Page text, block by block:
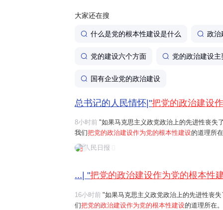
大家还在搜
什么是党的根本性建设是什么 政治
党的建设六个方面 党的政治建设主
国有企业党的政治建设
总书记的人民情怀|"把党的政治建设
8小时前 "如果马克思主义政党政治上的先进性丧失
我们把党的政治建设作为党的根本性建设的道理所
首要任务是保证全党服从中央，坚持党中央权威和
问题。习近平总书记曾讲过一个长征故事："红军...
人民日报
...| "把党的政治建设作为党的根本性
16小时前 "如果马克思主义政党政治上的先进性丧
们把党的政治建设作为党的根本性建设的道理所在